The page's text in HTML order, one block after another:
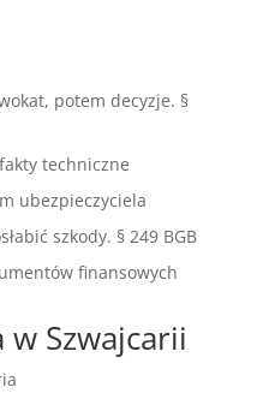
potem decyzje. §
techniczne
ubezpieczyciela
szkody. § 249 BGB
finansowych
Szwajcarii